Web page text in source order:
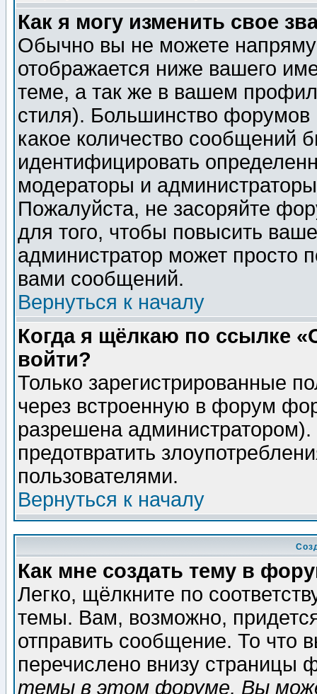
Как я могу изменить свое
Обычно вы не можете
отображается ниже вашего
теме, а так же в вашем
стиля). Большинство форумов
какое количество сообщений
идентифицировать
модераторы и
Пожалуйста, не засоряйте
для того, чтобы повысить
администратор может просто
вами сообщений.
Вернуться к началу
Когда я щёлкаю по ссылке
войти?
Только зарегистрированные
через встроенную в форум
разрешена
предотвратить
пользователями.
Вернуться к началу
Как мне создать тему в
Легко, щёлкните по
темы. Вам, возможно,
отправить сообщение. То что
перечислено внизу страницы
темы в этом форуме, Вы